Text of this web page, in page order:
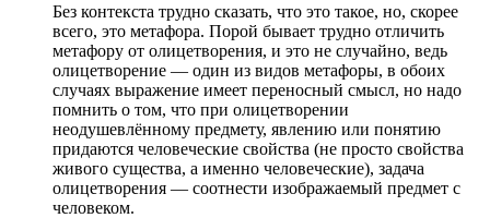
Без контекста трудно сказать, что это такое, но, скорее
всего, это метафора. Порой бывает трудно отличить
метафору от олицетворения, и это не случайно, ведь
олицетворение — один из видов метафоры, в обоих
случаях выражение имеет переносный смысл, но надо
помнить о том, что при олицетворении
неодушевлённому предмету, явлению или понятию
придаются человеческие свойства (не просто свойства
живого существа, а именно человеческие), задача
олицетворения — соотнести изображаемый предмет с
человеком.